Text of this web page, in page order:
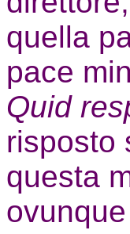
quella
pace
Quid
risposto
questa